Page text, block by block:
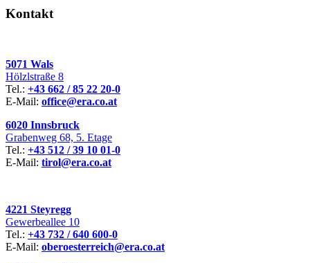
Kontakt
5071 Wals
Hölzlstraße 8
Tel.: +43 662 / 85 22 20-0
E-Mail: office@era.co.at
6020 Innsbruck
Grabenweg 68, 5. Etage
Tel.: +43 512 / 39 10 01-0
E-Mail: tirol@era.co.at
4221 Steyregg
Gewerbeallee 10
Tel.: +43 732 / 640 600-0
E-Mail: oberoesterreich@era.co.at